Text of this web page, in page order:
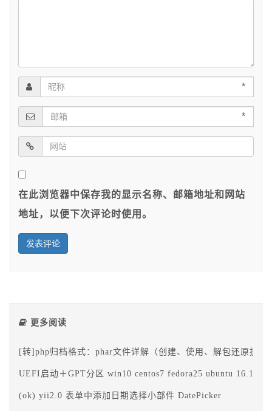
*
*
在此浏览器中保存我的显示名称、邮箱地址和网站
地址，以便下次评论时使用。
更多阅读
[转]php归档格式：phar文件详解（创建、使用、解包还原提取
UEFI启动＋GPT分区 win10 centos7 fedora25 ubuntu 16.10
(ok) yii2.0 表单中添加日期选择小部件 DatePicker